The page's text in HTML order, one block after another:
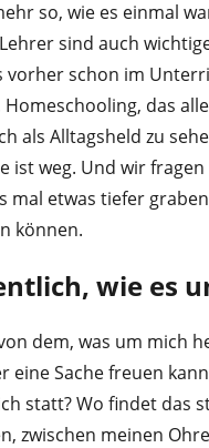
so, wie es einmal
sind auch
vorher schon im
das
als Alltagsheld zu
ist weg. Und wir
mal etwas tiefer
können.
wie es
dem, was um mich
eine Sache freuen
statt? Wo findet das
zwischen meinen